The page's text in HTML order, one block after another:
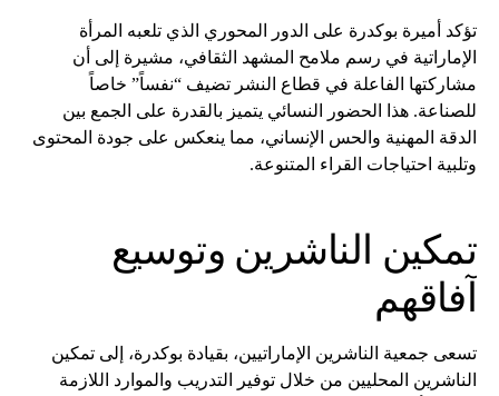
تؤكد أميرة بوكدرة على الدور المحوري الذي تلعبه المرأة
الإماراتية في رسم ملامح المشهد الثقافي، مشيرة إلى أن
مشاركتها الفاعلة في قطاع النشر تضيف “نفساً” خاصاً
للصناعة. هذا الحضور النسائي يتميز بالقدرة على الجمع بين
الدقة المهنية والحس الإنساني، مما ينعكس على جودة المحتوى
وتلبية احتياجات القراء المتنوعة.
تمكين الناشرين وتوسيع
آفاقهم
تسعى جمعية الناشرين الإماراتيين، بقيادة بوكدرة، إلى تمكين
الناشرين المحليين من خلال توفير التدريب والموارد اللازمة